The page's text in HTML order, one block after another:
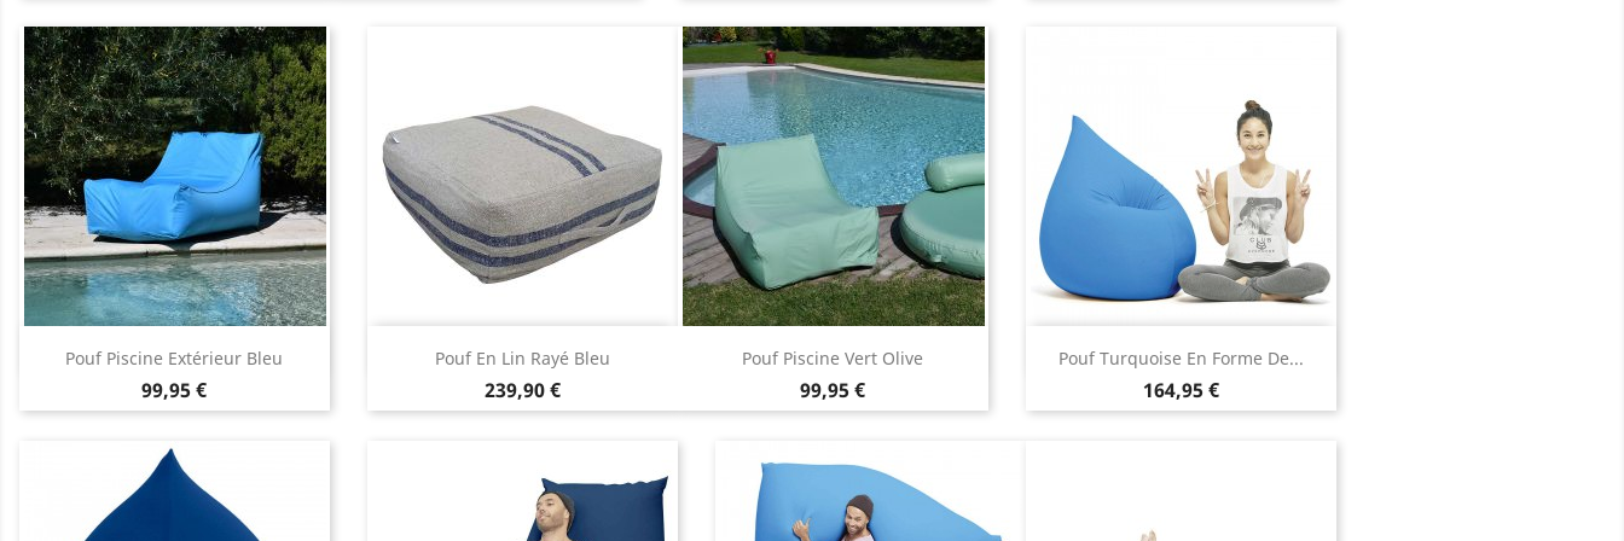
Pouf Piscine Extérieur Bleu
Prix
99,95 €
Aperçu rapide Pouf En Lin Rayé Bleu
Prix
239,90 €
Aperçu rapide Pouf Piscine Vert Olive
Prix
99,95 €
Aperçu rapide Pouf Turquoise En Forme De...
Prix
164,95 €
Aperçu rapide